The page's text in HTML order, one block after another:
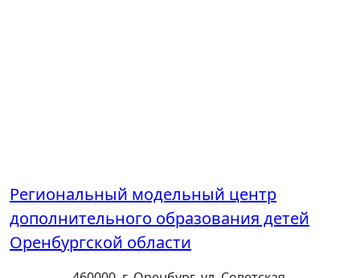
Региональный модельный центр
дополнительного образования детей
Оренбургской области